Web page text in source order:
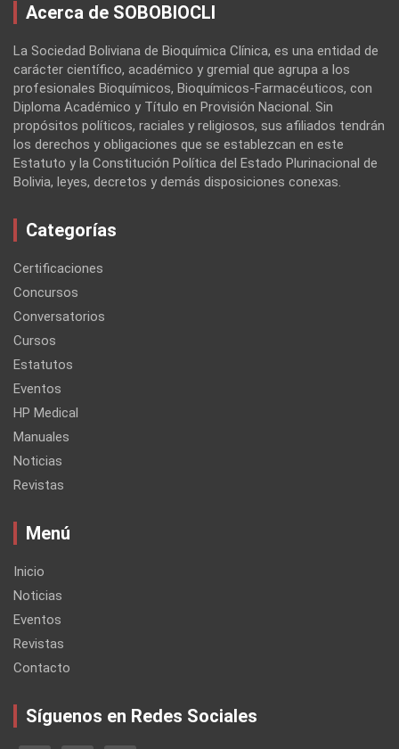
Acerca de SOBOBIOCLI
La Sociedad Boliviana de Bioquímica Clínica, es una entidad de
carácter científico, académico y gremial que agrupa a los
profesionales Bioquímicos, Bioquímicos-Farmacéuticos, con
Diploma Académico y Título en Provisión Nacional. Sin
propósitos políticos, raciales y religiosos, sus afiliados tendrán
los derechos y obligaciones que se establezcan en este
Estatuto y la Constitución Política del Estado Plurinacional de
Bolivia, leyes, decretos y demás disposiciones conexas.
Categorías
Certificaciones
Concursos
Conversatorios
Cursos
Estatutos
Eventos
HP Medical
Manuales
Noticias
Revistas
Menú
Inicio
Noticias
Eventos
Revistas
Contacto
Síguenos en Redes Sociales